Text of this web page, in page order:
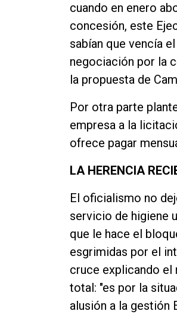
cuando en enero
concesión, este
sabían que vencía
negociación por la
la propuesta de
Por otra parte
empresa a la
ofrece pagar
LA HERENCIA
El oficialismo no
servicio de higiene
que le hace el
esgrimidas por el
cruce explicando el
total: "es por la
alusión a la gestión